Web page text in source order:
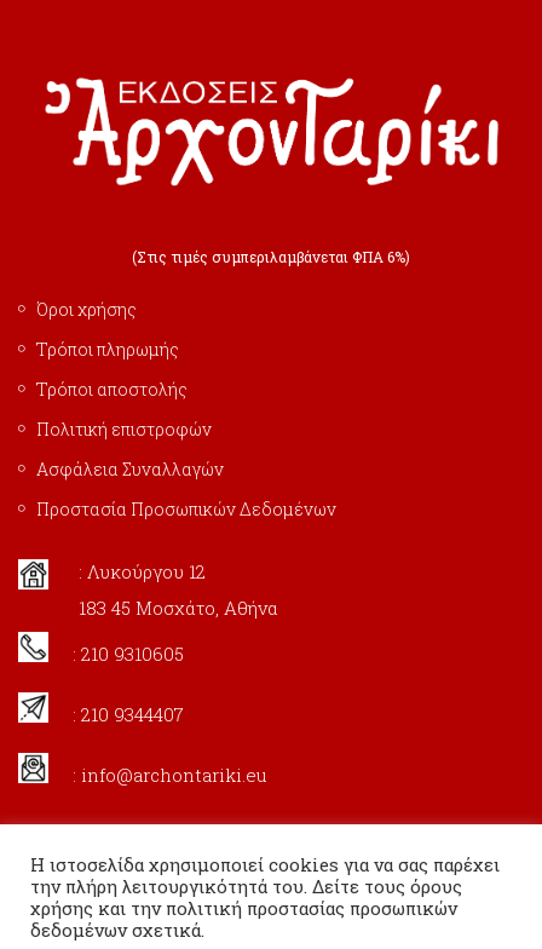
(Στις τιμές συμπεριλαμβάνεται ΦΠΑ 6%)
Όροι χρήσης
Τρόποι πληρωμής
Τρόποι αποστολής
Πολιτική επιστροφών
Ασφάλεια Συναλλαγών
Προστασία Προσωπικών Δεδομένων
: Λυκούργου 12
183 45 Μοσχάτο, Αθήνα
: 210 9310605
: 210 9344407
: info@archontariki.eu
Η ιστοσελίδα χρησιμοποιεί cookies για να σας παρέχει
την πλήρη λειτουργικότητά του. Δείτε τους όρους
χρήσης και την πολιτική προστασίας προσωπικών
δεδομένων σχετικά.